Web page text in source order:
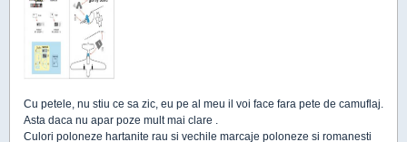
Cu petele, nu stiu ce sa zic, eu pe al meu il voi face fara pete de camuflaj.
Asta daca nu apar poze mult mai clare .
Culori poloneze hartanite rau si vechile marcaje poloneze si romanesti